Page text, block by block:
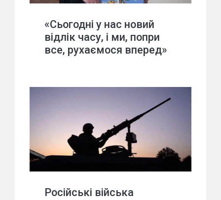
«Сьогодні у нас новий
відлік часу, і ми, попри
все, рухаємося вперед»
Російські війська